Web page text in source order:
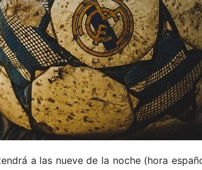
a las nueve de la noche (hora